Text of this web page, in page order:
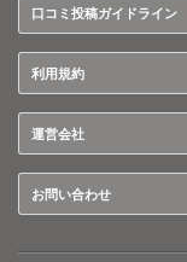
口コミ投稿ガイドライン
利用規約
運営会社
お問い合わせ